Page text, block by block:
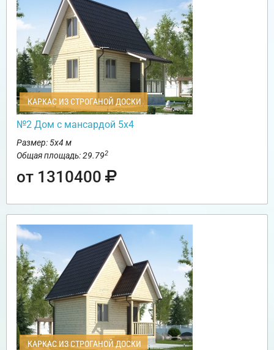
КАРКАС ИЗ СТРОГАНОЙ ДОСКИ
№2 Дом с мансардой 5х4
Размер: 5х4 м
Общая площадь: 29.792
от 1310400
КАРКАС ИЗ СТРОГАНОЙ ДОСКИ